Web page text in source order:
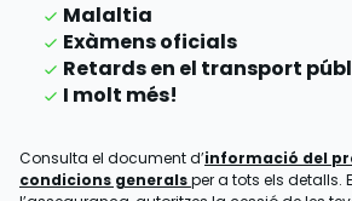
Malaltia
Exàmens oficials
Retards en el transport
I molt més!
Consulta el document d’informació del
condicions generalsper a tots els detalls.